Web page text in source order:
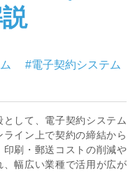
#電子契約システム
して、電子契約システム
イン上で契約の締結から
刷・郵送コストの削減や
幅広い業種で活用が広が